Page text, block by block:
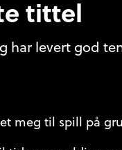
tittel
har levert god
meg til spill på